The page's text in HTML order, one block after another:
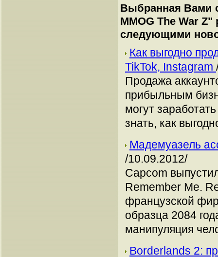
Выбранная Вами
MMOG The War Z"
следующими
Как выгодно
TikTok, Instagram
Продажа
прибыльным
могут
знать, как
Мадемуазель
/10.09.2012/
Capcom
Remember Me.
французской
образца 2084
манипуляция
Borderlands 2: